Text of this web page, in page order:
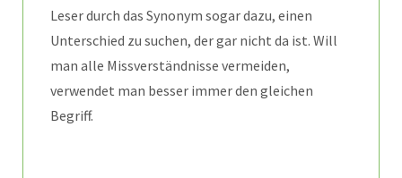
Leser durch das Synonym sogar dazu, einen
Unterschied zu suchen, der gar nicht da ist. Will
man alle Missverständnisse vermeiden,
verwendet man besser immer den gleichen
Begriff.